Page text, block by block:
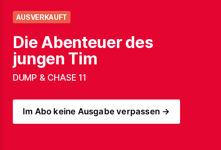
Die Abenteuer des
jungen Tim
DUMP & CHASE 11
Im Abo keine Ausgabe verpassen →